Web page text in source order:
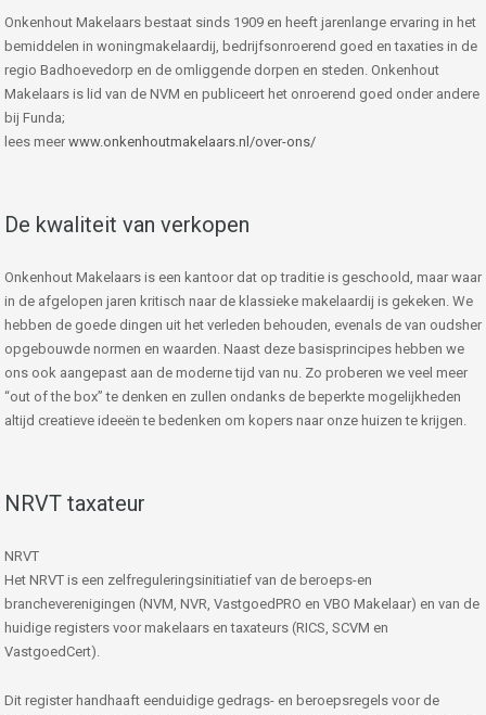
Onkenhout Makelaars bestaat sinds 1909 en heeft jarenlange ervaring in het
bemiddelen in woningmakelaardij, bedrijfsonroerend goed en taxaties in de
regio Badhoevedorp en de omliggende dorpen en steden. Onkenhout
Makelaars is lid van de NVM en publiceert het onroerend goed onder andere
bij Funda;
lees meer www.onkenhoutmakelaars.nl/over-ons/
De kwaliteit van verkopen
Onkenhout Makelaars is een kantoor dat op traditie is geschoold, maar waar
in de afgelopen jaren kritisch naar de klassieke makelaardij is gekeken. We
hebben de goede dingen uit het verleden behouden, evenals de van oudsher
opgebouwde normen en waarden. Naast deze basisprincipes hebben we
ons ook aangepast aan de moderne tijd van nu. Zo proberen we veel meer
“out of the box” te denken en zullen ondanks de beperkte mogelijkheden
altijd creatieve ideeën te bedenken om kopers naar onze huizen te krijgen.
NRVT taxateur
NRVT
Het NRVT is een zelfreguleringsinitiatief van de beroeps-en
brancheverenigingen (NVM, NVR, VastgoedPRO en VBO Makelaar) en van de
huidige registers voor makelaars en taxateurs (RICS, SCVM en
VastgoedCert).
Dit register handhaaft eenduidige gedrags- en beroepsregels voor de